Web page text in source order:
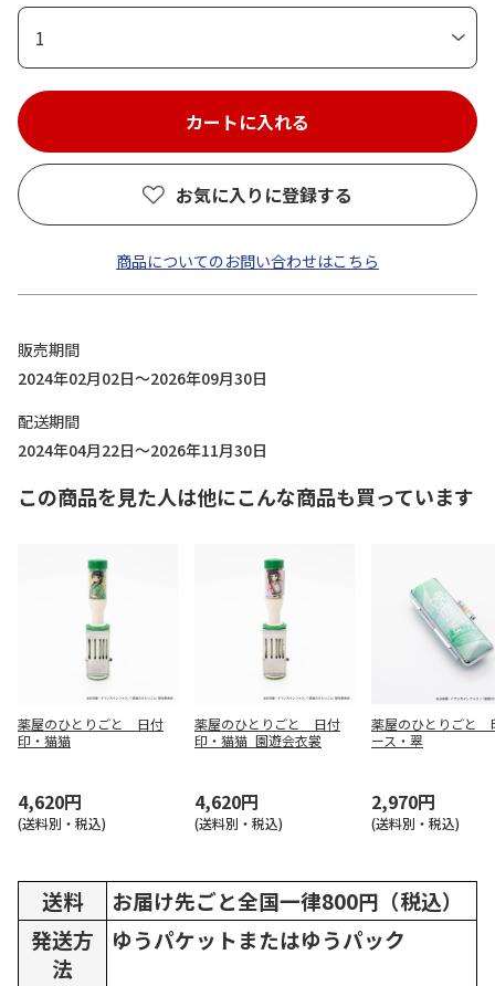
1
お気に入りに登録する
商品についてのお問い合わせはこちら
販売期間
2024年02月02日～2026年09月30日
配送期間
2024年04月22日～2026年11月30日
この商品を見た人は他にこんな商品も買っています
薬屋のひとりごと 日付
印・猫猫
4,620円
(送料別・税込)
薬屋のひとりごと 日付
印・猫猫_園遊会衣裳
4,620円
(送料別・税込)
薬屋のひとりごと
ース・翠
2,970円
(送料別・税込)
送料
お届け先ごと全国一律800円（税込）
発送方
法
ゆうパケットまたはゆうパック